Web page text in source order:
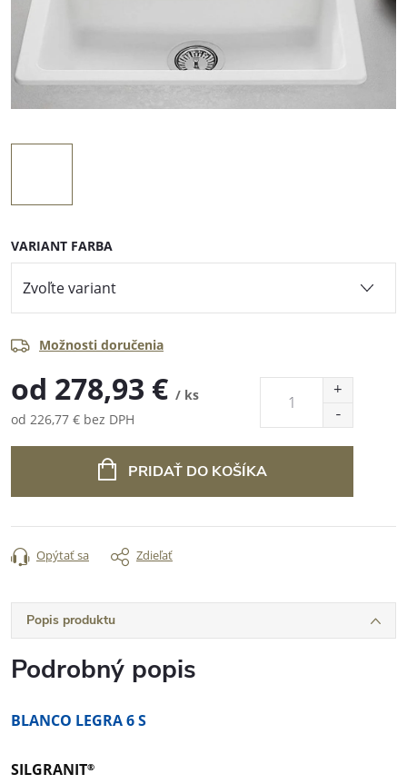
VARIANT FARBA
Možnosti doručenia
od 278,93 € / ks
od 226,77 € bez DPH
PRIDAŤ DO KOŠÍKA
Opýtať sa Zdieľať
Popis produktu
Podrobný popis
BLANCO LEGRA 6 S
SILGRANIT®